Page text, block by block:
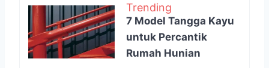
Trending
7 Model Tangga Kayu
untuk Percantik
Rumah Hunian